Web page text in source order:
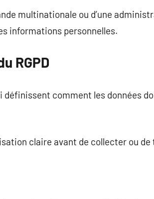
multinationale ou d’une
informations personnelles.
RGPD
définissent comment les données
claire avant de collecter ou de